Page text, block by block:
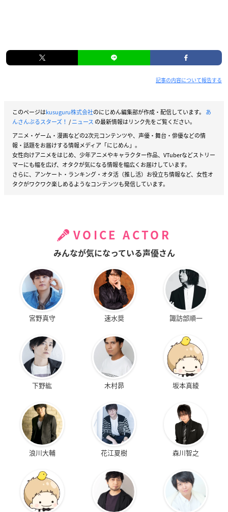
記事の内容について報告する
このページはkusuguru株式会社のにじめん編集部が作成・配信しています。 あ
んさんぶるスターズ！ /ニュース の最新情報はリンク先をご覧ください。
アニメ・ゲーム・漫画などの2次元コンテンツや、声優・舞台・俳優などの情
報・話題をお届けする情報メディア「にじめん」。
女性向けアニメをはじめ、少年アニメやキャラクター作品、VTuberなどストリー
マーにも幅を広げ、オタクが気になる情報を幅広くお届けしています。
さらに、アンケート・ランキング・オタ活（推し活）お役立ち情報など、女性オ
タクがワクワク楽しめるようなコンテンツも発信しています。
VOICE ACTOR
みんなが気になっている声優さん
宮野真守 速水奨 諏訪部順一
下野紘 木村昴 坂本真綾
浪川大輔 花江夏樹 森川智之